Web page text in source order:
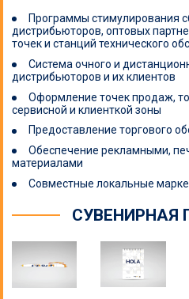
Программы стимулирования
дистрибьюторов, оптовых
точек и станций технического
Система очного и
дистрибьюторов и их клиентов
Оформление точек продаж,
сервисной и клиенткой зоны
Предоставление торгового
Обеспечение рекламными,
материалами
Совместные локальные
СУВЕНИРНАЯ